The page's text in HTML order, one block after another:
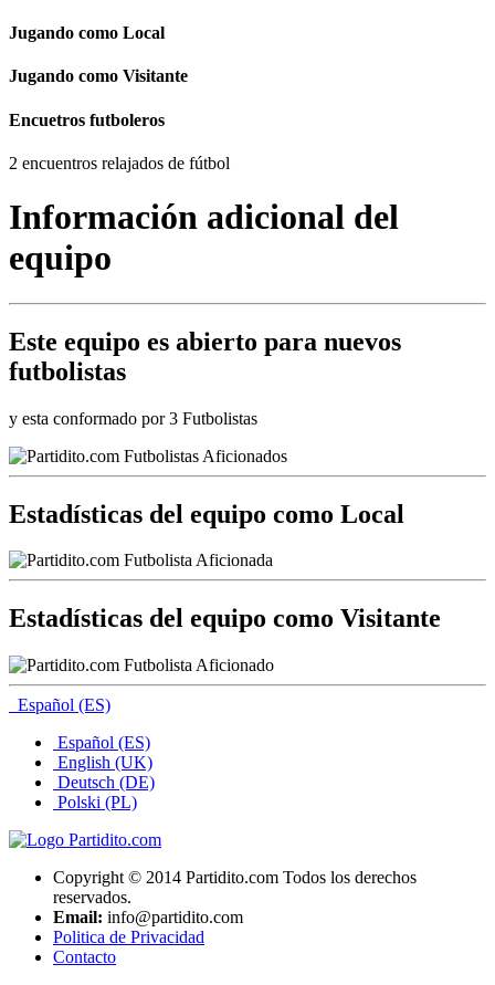
Jugando como Local
Jugando como Visitante
Encuetros futboleros
2 encuentros relajados de fútbol
Información adicional del
equipo
Este equipo es abierto para nuevos
futbolistas
y esta conformado por 3 Futbolistas
Estadísticas del equipo como Local
Estadísticas del equipo como Visitante
Español (ES)
Español (ES)
English (UK)
Deutsch (DE)
Polski (PL)
Copyright © 2014 Partidito.com Todos los derechos
reservados.
Email: info@partidito.com
Politica de Privacidad
Contacto